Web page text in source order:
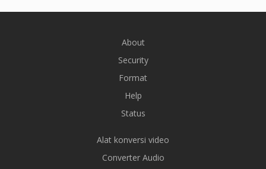
About
Security
Format
Help
Status
Alat konversi video
Converter Audio